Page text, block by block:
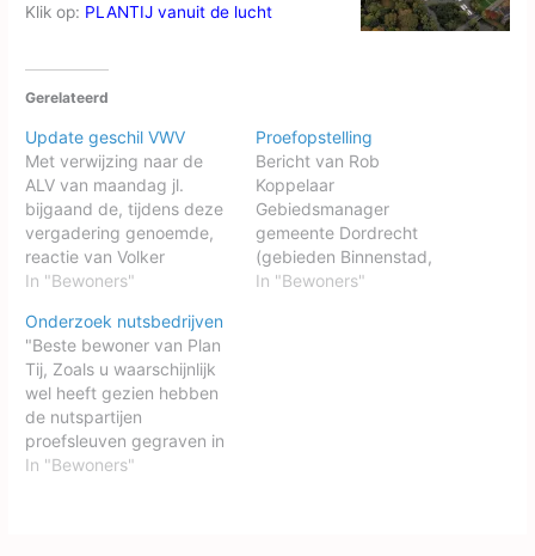
Klik op: PLANTIJ vanuit de lucht
Gerelateerd
Update geschil VWV
Met verwijzing naar de
ALV van maandag jl.
bijgaand de, tijdens deze
vergadering genoemde,
reactie van Volker
Wessels Vastgoed op de
de heer Wijnja, van 8
september j.l. waarin hij
VWV verzoekt aan te
geven hoe zij invulling
denken te gaan geven
aan de schadeloosstelling
van…
In "Bewoners"
Proefopstelling
Bericht van Rob
Koppelaar
Gebiedsmanager
gemeente Dordrecht
(gebieden Binnenstad,
Schil, Reeland, Staart en
In "Bewoners"
Onderzoek nutsbedrijven
"Beste bewoner van Plan
Tij, Zoals u waarschijnlijk
wel heeft gezien hebben
de nutspartijen
proefsleuven gegraven in
Plan Tij in de tweede
In "Bewoners"